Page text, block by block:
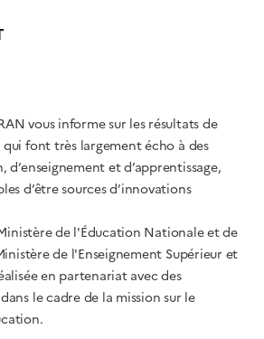
vous informe sur les résultats de
font très largement écho à des
d’enseignement et d’apprentissage,
d’être sources d’innovations
de l'Éducation Nationale et de
de l'Enseignement Supérieur et
en partenariat avec des
le cadre de la mission sur le